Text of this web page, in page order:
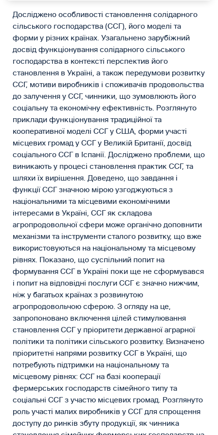
Досліджено особливості становлення солідарного
сільського господарства (ССГ), його моделі та
форми у різних країнах. Узагальнено зарубіжний
досвід функціонування солідарного сіль­ського
господарства в контексті перспектив його
становлення в Україні, а також передумови розвитку
ССГ, мотиви виробників і споживачів продовольства
до залучення у ССГ, чинники, що зумовлюють його
соціальну та економічну ефективність. Розглянуто
приклади функціонування традиційної та
кооперативної моделі ССГ у США, форми участі
місцевих громад у ССГ у Великій Британії, досвід
соціального ССГ в Іспанії. Досліджено проблеми, що
виникають у процесі становлення практик ССГ, та
шляхи їх вирішення. Доведено, що завдання і
функції ССГ значною мірою узгоджуються з
національними та місцевими економічними
інтересами в Україні, ССГ як складова
агропродовольчої сфери може органічно доповнити
механізми та інструменти сталого розвитку, що вже
використовуються на національному та місцевому
рівнях. Показано, що суспільний попит на
формування ССГ в Україні поки ще не сформувався
і попит на відповідні послуги ССГ є значно нижчим,
ніж у багатьох країнах з розвинутою
агропродовольчою сферою. З огляду на це,
запропоновано включення цілей стимулювання
становлення ССГ у пріоритети державної аграрної
політики та політики сільського розвитку. Визначено
пріоритетні напрями розвитку ССГ в Україні, що
потребують підтримки на національному та
місцевому рівнях: ССГ на базі кооперації
фермерських господарств сімейного типу та
соціальні ССГ з участю місцевих громад. Розглянуто
роль участі малих виробників у ССГ для спрощення
доступу до ринків збуту продукції, як чинника